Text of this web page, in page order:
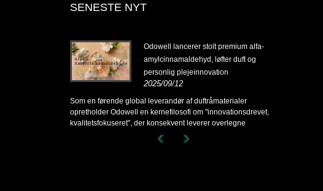
SENESTE NYT
Odowell lancerer stolt premium alfa-
amylcinnamaldehyd, løfter duft og
personlig plejeinnovation
2025/09/12
Som en førende global leverandør af duftråmaterialer
opretholder Odowell en kernefilosofi om "innovationsdrevet,
kvalitetsfokuseret", der konsekvent leverer overlegne
duftløsninger til kunder over hele verden.